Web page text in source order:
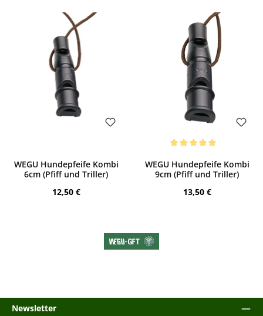
WEGU Hundepfeife Kombi
6cm (Pfiff und Triller)
Regulärer Preis:
12,50 €
Bewerten
WEGU Hundepfeife Kombi
9cm (Pfiff und Triller)
Regulärer Preis:
13,50 €
Newsletter